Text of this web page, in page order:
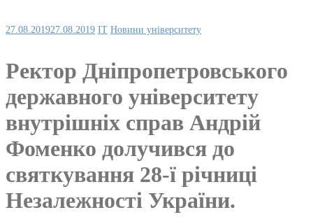
27.08.201927.08.2019 IT Новини університету
Ректор Дніпропетровського
державного університету
внутрішніх справ Андрій
Фоменко долучився до
святкування 28-ї річниці
Незалежності України.